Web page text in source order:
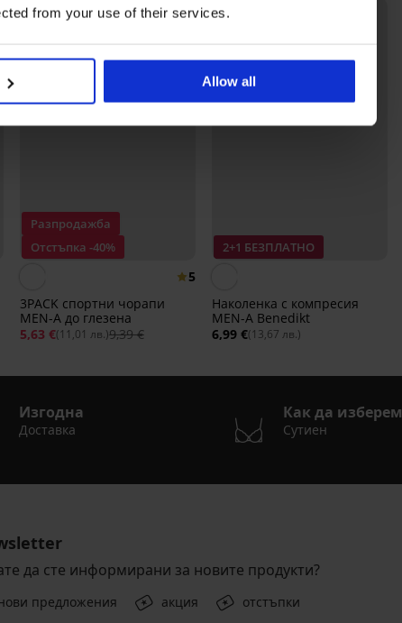
from your use of their services.
Allow all
Разпродажба
Отстъпка -40%
5
3PACK спортни чорапи
MEN-A до глезена
5,63 €(11,01 лв.)9,39 €
2+1 БЕЗПЛАТНО
Наколенка с компресия
MEN-A Benedikt
6,99 €(13,67 лв.)
Изгодна
Доставка
Как да изберем
Сутиен
да сте информирани за новите продукти?
предложения акция отстъпки